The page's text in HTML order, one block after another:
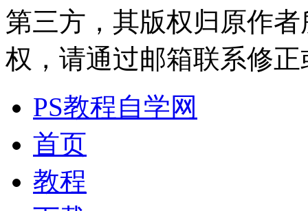
第三方，其版权归原作
权，请通过邮箱联系修正
PS教程自学网
首页
教程